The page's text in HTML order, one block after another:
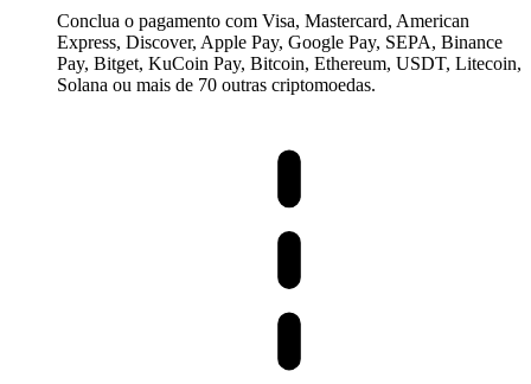
Conclua o pagamento com Visa, Mastercard, American
Express, Discover, Apple Pay, Google Pay, SEPA, Binance
Pay, Bitget, KuCoin Pay, Bitcoin, Ethereum, USDT, Litecoin,
Solana ou mais de 70 outras criptomoedas.